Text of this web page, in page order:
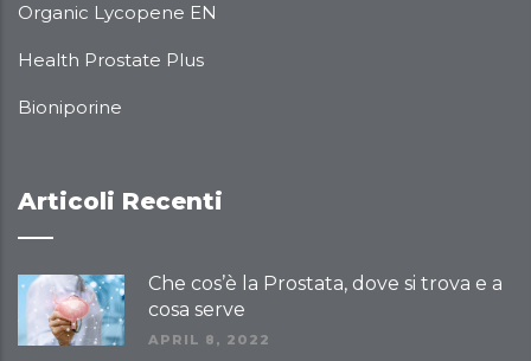
Organic Lycopene EN
Health Prostate Plus
Bioniporine
Articoli Recenti
Che cos’è la Prostata, dove si trova e a
cosa serve
APRIL 8, 2022